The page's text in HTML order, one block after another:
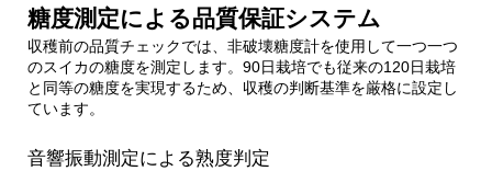
糖度測定による品質保証システム
収穫前の品質チェックでは、非破壊糖度計を使用して一つ一つ
のスイカの糖度を測定します。90日栽培でも従来の120日栽培
と同等の糖度を実現するため、収穫の判断基準を厳格に設定し
ています。
音響振動測定による熟度判定